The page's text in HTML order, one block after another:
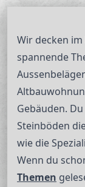
Wir decken
spannende
Gebäuden.
Steinböden
wie die
Wenn du
Themen